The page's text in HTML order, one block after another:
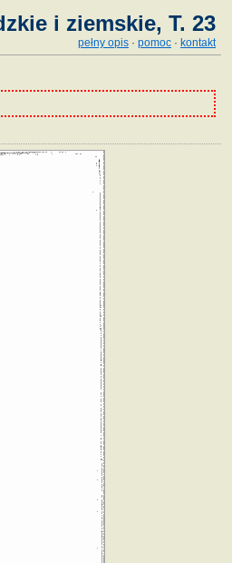
i ziemskie, T. 23
pełny opis · pomoc · kontakt